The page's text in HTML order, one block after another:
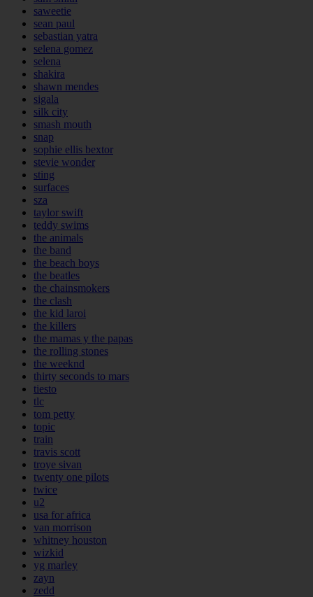
saweetie
sean paul
sebastian yatra
selena gomez
selena
shakira
shawn mendes
sigala
silk city
smash mouth
snap
sophie ellis bextor
stevie wonder
sting
surfaces
sza
taylor swift
teddy swims
the animals
the band
the beach boys
the beatles
the chainsmokers
the clash
the kid laroi
the killers
the mamas y the papas
the rolling stones
the weeknd
thirty seconds to mars
tiesto
tlc
tom petty
topic
train
travis scott
troye sivan
twenty one pilots
twice
u2
usa for africa
van morrison
whitney houston
wizkid
yg marley
zayn
zedd